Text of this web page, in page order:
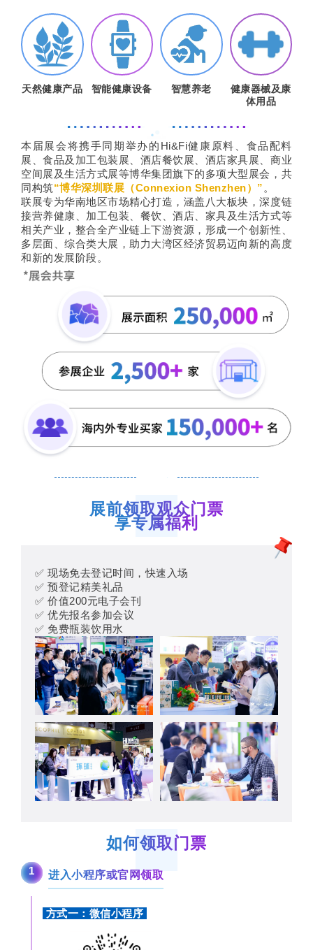
天然健康产品 智能健康设备 智慧养老
健康器械及康
体用品
本届展会将携手同期举办的Hi&Fi健康原料、食品配料
展、食品及加工包装展、酒店餐饮展、酒店家具展、商业
空间展及生活方式展等博华集团旗下的多项大型展会，共
同构筑“博华深圳联展（Connexion Shenzhen）” 。
联展专为华南地区市场精心打造，涵盖八大板块，深度链
接营养健康、加工包装、餐饮、酒店、家具及生活方式等
相关产业，整合全产业链上下游资源，形成一个创新性、
多层面、综合类大展，助力大湾区经济贸易迈向新的高度
和新的发展阶段。
展前领取观众门票
享专属福利
✅ 现场免去登记时间，快速入场
✅ 预登记精美礼品
✅ 价值200元电子会刊
✅ 优先报名参加会议
✅ 免费瓶装饮用水
如何领取门票
1 进入小程序或官网领取
方式一： 微信小程序